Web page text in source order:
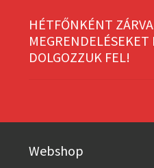
HÉTFŐNKÉNT
MEGRENDELÉSEKET
DOLGOZZUK FEL!
Webshop